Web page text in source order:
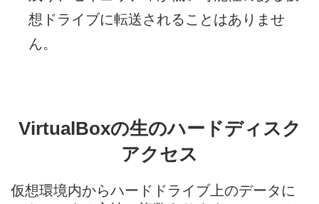
想ドライブに転送されることはありませ
ん。
VirtualBoxの生のハードディスク
アクセス
仮想環境内からハードドライブ上のデータに